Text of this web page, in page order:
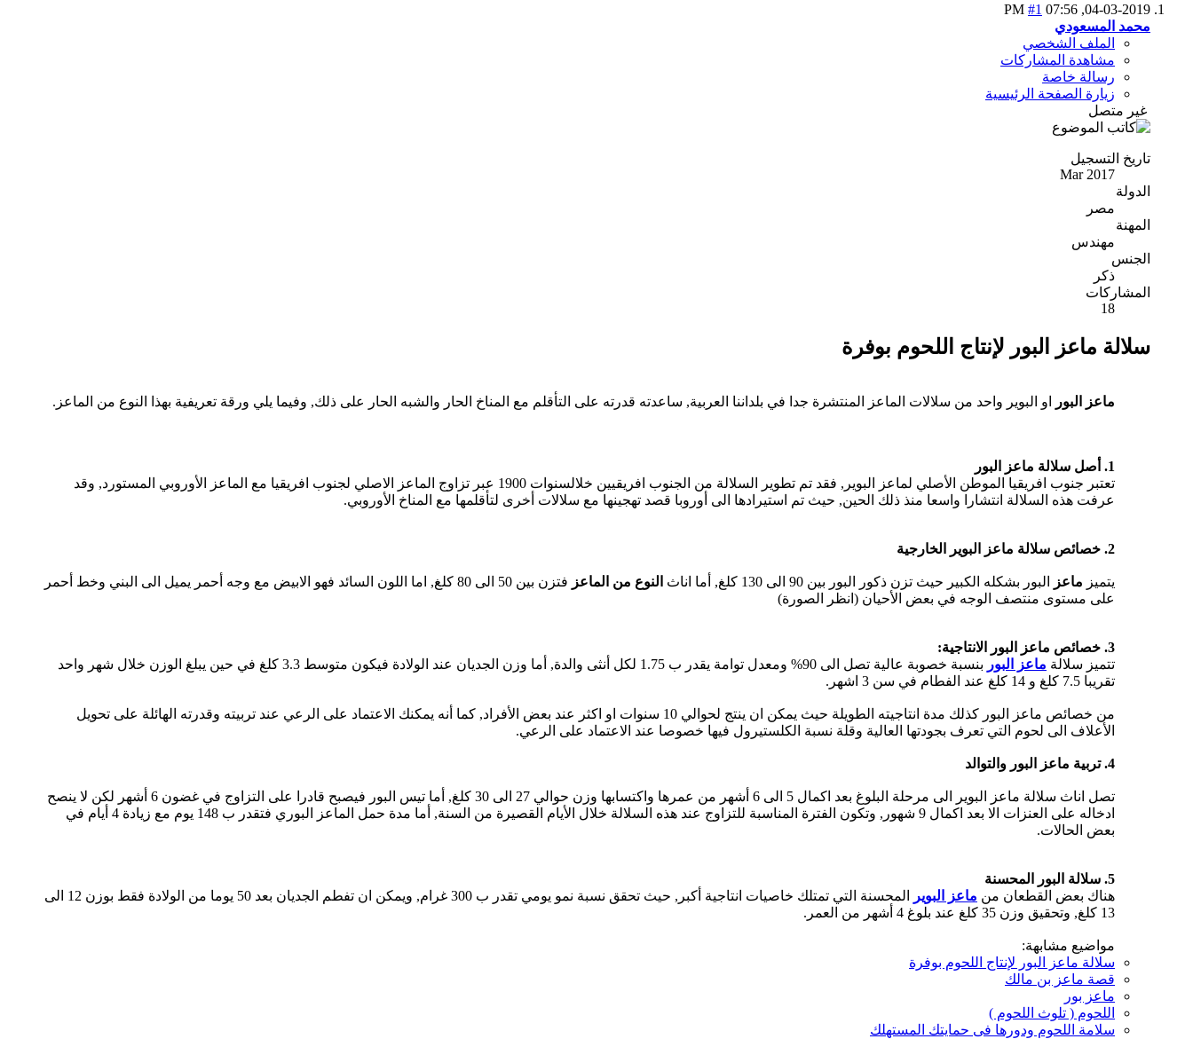
04-03-2019,
07:56 PM
#1
محمد المسعودي
الملف الشخصي
مشاهدة المشاركات
رسالة خاصة
زيارة الصفحة الرئيسية
غير متصل
تاريخ التسجيل
Mar 2017
الدولة
مصر
المهنة
مهندس
الجنس
ذكر
المشاركات
18
سلالة ماعز البور لإنتاج اللحوم بوفرة
ماعز البور او البوير واحد من سلالات الماعز المنتشرة جدا في بلداننا العربية, ساعدته قدرته على التأقلم مع المناخ الحار والشبه الحار على ذلك, وفيما يلي ورقة تعريفية بهذا النوع من الماعز.
1. أصل سلالة ماعز البور
تعتبر جنوب افريقيا الموطن الأصلي لماعز البوير, فقد تم تطوير السلالة من الجنوب افريقيين خلالسنوات 1900 عبر تزاوج الماعز الاصلي لجنوب افريقيا مع الماعز الأوروبي المستورد, وقد
عرفت هذه السلالة انتشارا واسعا منذ ذلك الحين, حيث تم استيرادها الى أوروبا قصد تهجينها مع سلالات أخرى لتأقلمها مع المناخ الأوروبي.
2. خصائص سلالة ماعز البوير الخارجية
يتميز ماعز البور بشكله الكبير حيث تزن ذكور البور بين 90 الى 130 كلغ, أما اناث النوع من الماعز
فتزن بين 50 الى 80 كلغ, اما اللون السائد فهو الابيض مع وجه أحمر يميل الى البني وخط أحمر
على مستوى منتصف الوجه في بعض الأحيان (انظر الصورة)
3. خصائص ماعز البور الانتاجية:
تتميز سلالة ماعز البور
بنسبة خصوبة عالية تصل الى 90% ومعدل توامة يقدر ب 1.75 لكل أنثى والدة, أما وزن الجديان عند الولادة فيكون متوسط 3.3 كلغ في حين يبلغ الوزن خلال شهر واحد
تقريبا 7.5 كلغ و 14 كلغ عند الفطام في سن 3 اشهر.
من خصائص ماعز البور كذلك مدة انتاجيته الطويلة حيث يمكن ان ينتج لحوالي 10 سنوات او اكثر عند بعض الأفراد, كما أنه يمكنك الاعتماد على الرعي عند تربيته وقدرته الهائلة على تحويل
الأعلاف الى لحوم التي تعرف بجودتها العالية وقلة نسبة الكلستيرول فيها خصوصا عند الاعتماد على الرعي.
4. تربية ماعز البور والتوالد
تصل اناث سلالة ماعز البوير الى مرحلة البلوغ بعد اكمال 5 الى 6 أشهر من عمرها واكتسابها وزن حوالي 27 الى 30 كلغ, أما تيس البور فيصبح قادرا على التزاوج في غضون 6 أشهر لكن لا ينصح
ادخاله على العنزات الا بعد اكمال 9 شهور, وتكون الفترة المناسبة للتزاوج عند هذه السلالة خلال الأيام القصيرة من السنة, أما مدة حمل الماعز البوري فتقدر ب 148 يوم مع زيادة 4 أيام في
بعض الحالات.
5. سلالة البور المحسنة
هناك بعض القطعان من ماعز البوير
المحسنة التي تمتلك خاصيات انتاجية أكبر, حيث تحقق نسبة نمو يومي تقدر ب 300 غرام, ويمكن ان تفطم الجديان بعد 50 يوما من الولادة فقط بوزن 12 الى
13 كلغ, وتحقيق وزن 35 كلغ عند بلوغ 4 أشهر من العمر.
مواضيع مشابهة:
سلالة ماعز البور لإنتاج اللحوم بوفرة
قصة ماعز بن مالك
ماعز بور
اللحوم ( تلوث اللحوم )
سلامة اللحوم ودورها فى حمايتك المستهلك